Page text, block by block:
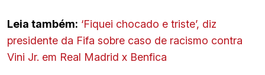
Leia também: ‘Fiquei chocado e triste’, diz
presidente da Fifa sobre caso de racismo contra
Vini Jr. em Real Madrid x Benfica